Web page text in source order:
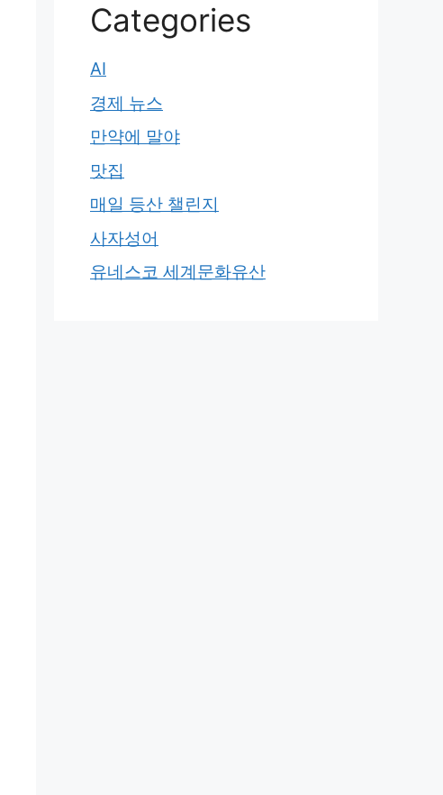
Categories
AI
경제 뉴스
만약에 말야
맛집
매일 등산 챌린지
사자성어
유네스코 세계문화유산